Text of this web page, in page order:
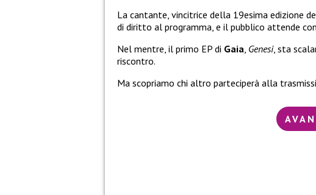
La cantante, vincitrice della 19esima edizione
di diritto al programma, e il pubblico attende
Nel mentre, il primo EP di Gaia, Genesi, sta
riscontro.
Ma scopriamo chi altro parteciperà alla